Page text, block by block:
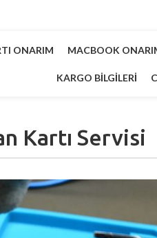
ONARIM MACBOOK
KARGO BILGILERI
Kartı Servisi